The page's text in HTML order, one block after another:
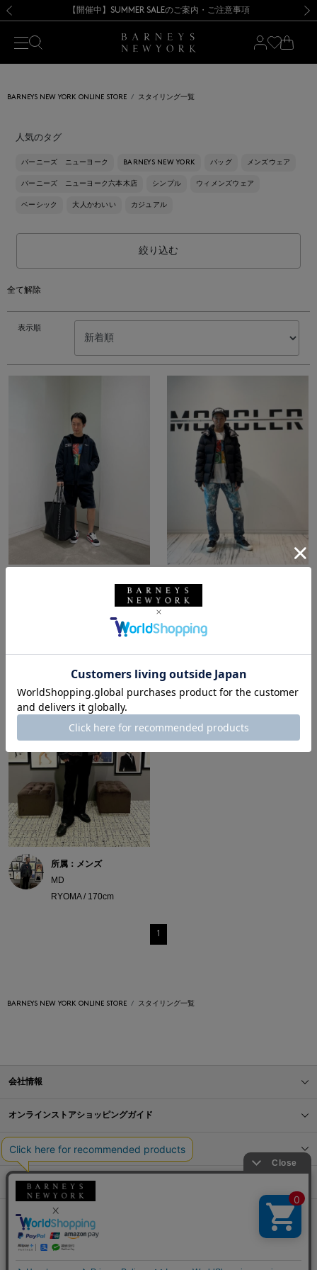
【夏季休業に伴う出荷一時停止のお知らせ】(2026.8.7)
熊本県を中心とした地震の影響によるお荷物のお届けについて
【開催中】SUMMER SALEのご案内・ご注意事項
【夏季休業に伴う出荷一時停止のお知らせ】(2026.8.7)
BARNEYS NEW YORK ONLINE STORE スタイリング一覧
人気のタグ
バーニーズ ニューヨーク BARNEYS NEW YORK バッグ メンズウェア
バーニーズ ニューヨーク六本木店 シンプル ウィメンズウェア
ベーシック 大人かわいい カジュアル
絞り込む
全て解除
表示順
バーニーズ ニューヨー
ホッシー☆ / 174cm
所属：メンズ
MD
RYOMA / 170cm
1
BARNEYS NEW YORK ONLINE STORE スタイリング一覧
会社情報
オンラインストアショッピングガイド
店舗情報
サービス